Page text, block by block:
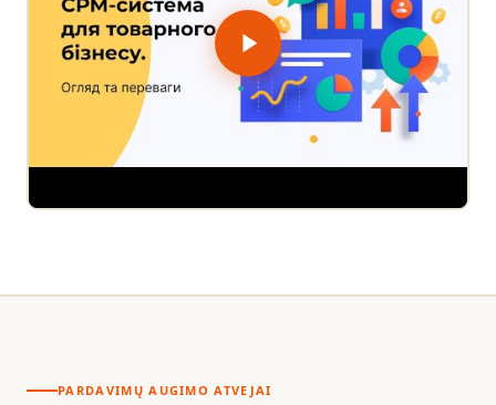
PARDAVIMŲ AUGIMO ATVEJAI